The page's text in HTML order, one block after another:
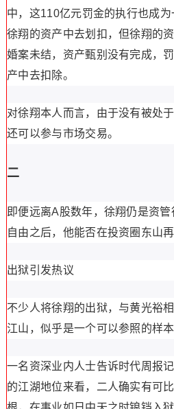
中，这110亿元罚金的执行也成
徐翔的资产中去划扣，但徐翔的
婚案未结，资产甄别没有完成，
产中去扣除。
对徐翔本人而言，由于没有被处
还可以参与市场交易。
二
即便远离A股数年，徐翔仍是资
自由之后，他能否在投资圈东山
出狱引发热议
不少人将徐翔的出狱，与黄光裕
江山，似乎是一个可以参照的样本
一名资深业内人士告诉时代周报
的江湖地位来看，二人确实有可